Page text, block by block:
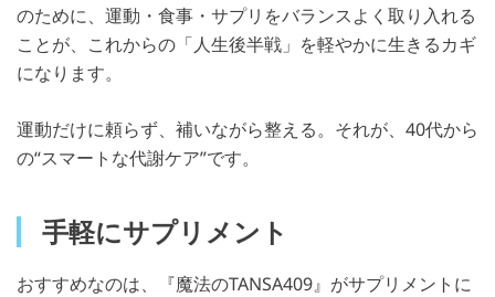
のために、運動・食事・サプリをバランスよく取り入れる
ことが、これからの「人生後半戦」を軽やかに生きるカギ
になります。
運動だけに頼らず、補いながら整える。それが、40代から
の“スマートな代謝ケア”です。
手軽にサプリメント
おすすめなのは、『魔法のTANSA409』がサプリメントに